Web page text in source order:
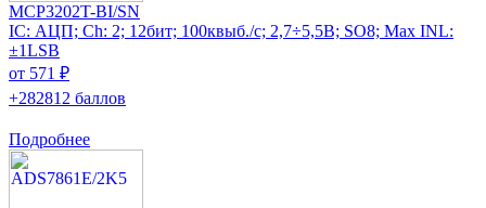
MCP3202T-BI/SN
IC: АЦП; Ch: 2; 12бит; 100квыб./с; 2,7÷5,5В; SO8; Max INL:
±1LSB
от 571 ₽
+282812 баллов
Подробнее